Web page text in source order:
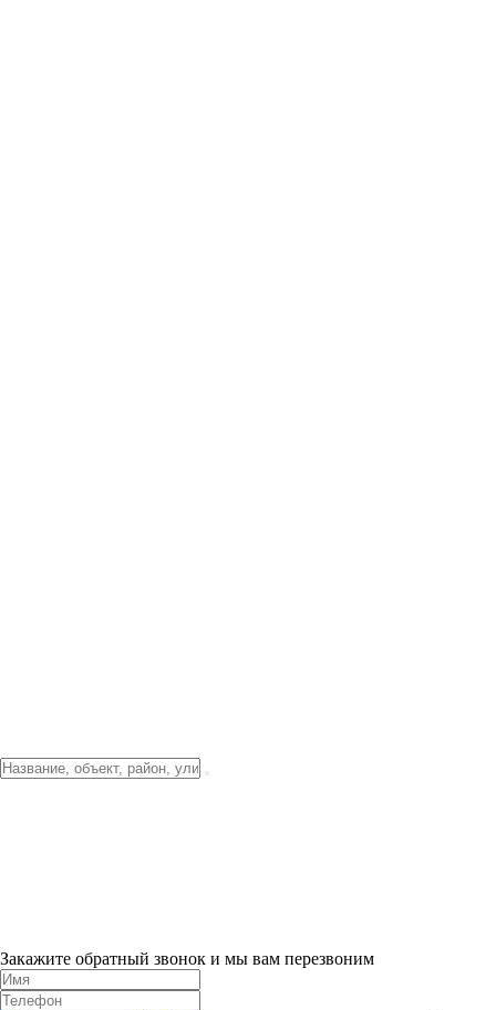
Закажите обратный звонок и мы вам перезвоним